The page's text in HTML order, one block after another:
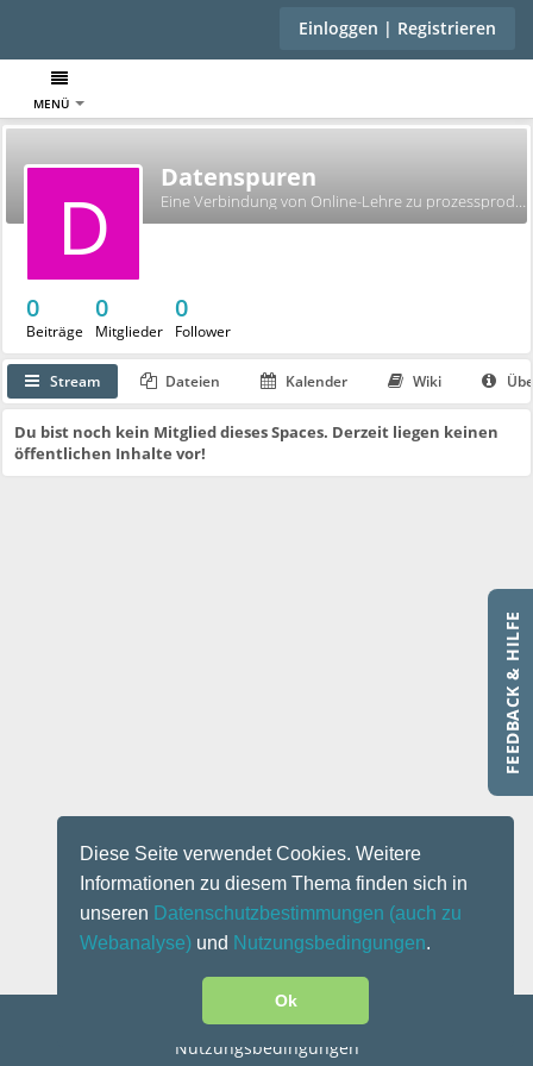
Diese Seite verwendet Cookies. Weitere
Informationen zu diesem Thema finden sich in
unseren Datenschutzbestimmungen (auch zu
Webanalyse) und Nutzungsbedingungen.
Ok
FEEDBACK & HILFE
Einloggen | Registrieren
MENÜ
Datenspuren
Eine Verbindung von Online-Lehre zu prozessproduzierten Daten, einem Wettbewerb für Studierende und der Mitwirkung an einem Forschungsprojekt zu unternehmerischen Gruppen.
D
0
Beiträge
0
Mitglieder
0
Follower
Stream Dateien Kalender Wiki
Du bist noch kein Mitglied dieses Spaces. Derzeit liegen keinen
öffentlichen Inhalte vor!
Datenschutz
Nutzungsbedingungen